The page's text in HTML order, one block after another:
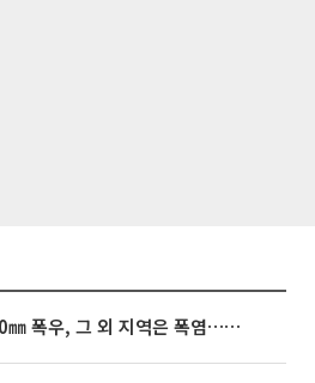
동해안은 시간당 80㎜ 폭우, 그 외 지역은 폭염…‘극과 극 날씨’